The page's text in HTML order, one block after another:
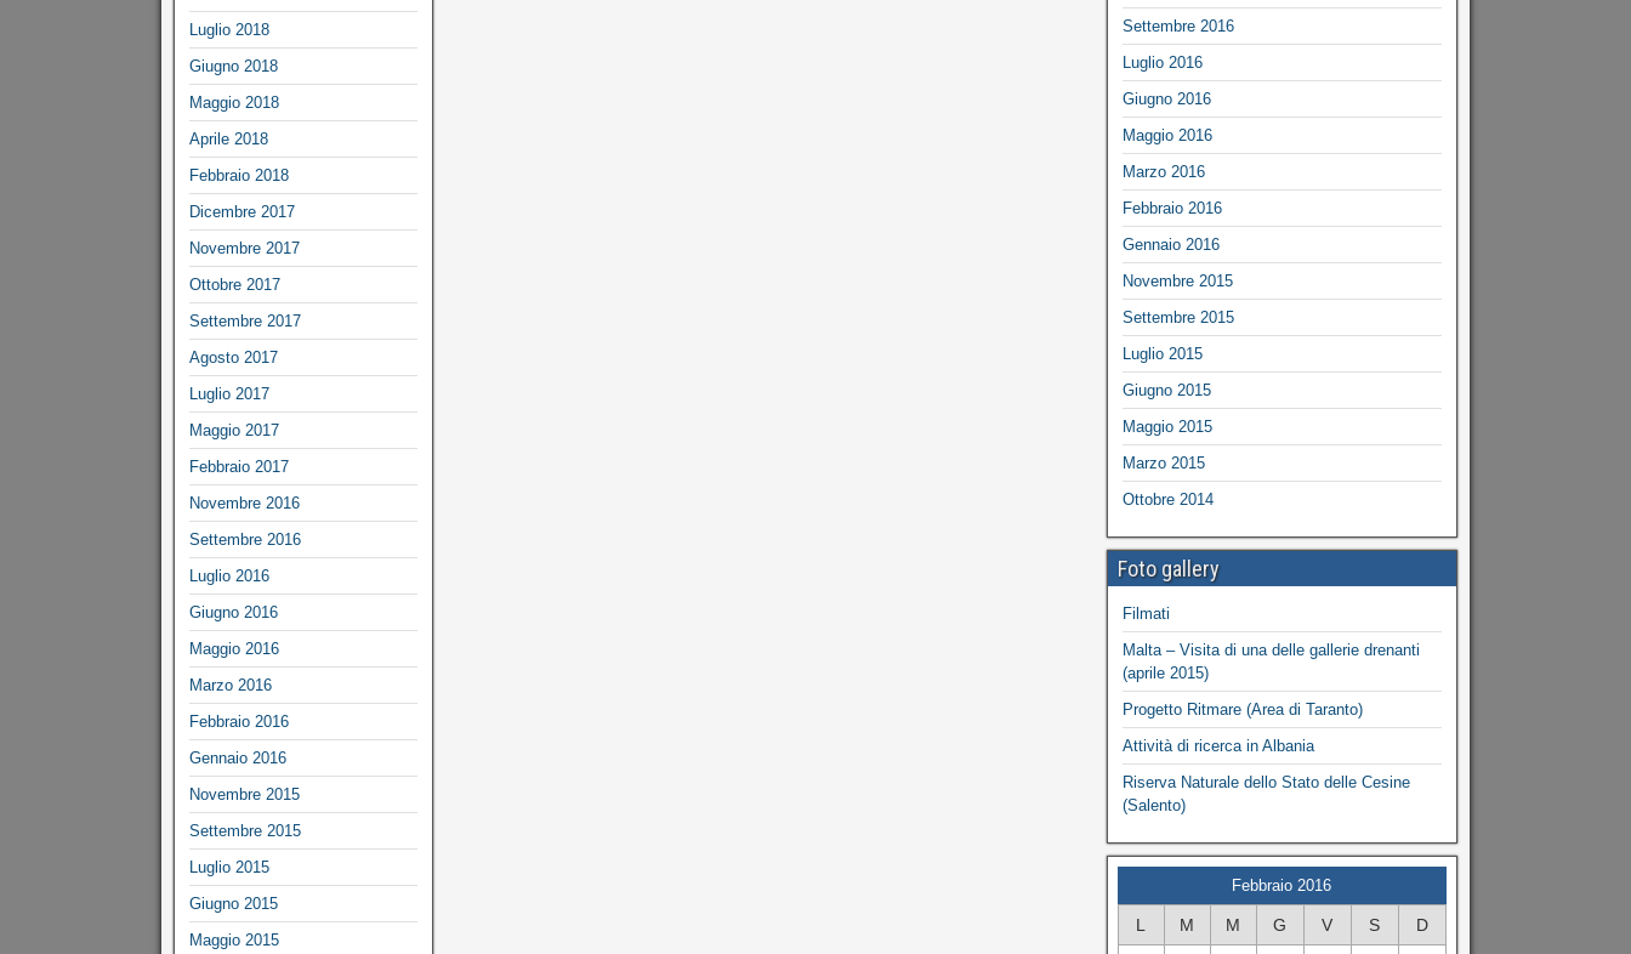
Luglio 2018
Giugno 2018
Maggio 2018
Aprile 2018
Febbraio 2018
Dicembre 2017
Novembre 2017
Ottobre 2017
Settembre 2017
Agosto 2017
Luglio 2017
Maggio 2017
Febbraio 2017
Novembre 2016
Settembre 2016
Luglio 2016
Giugno 2016
Maggio 2016
Marzo 2016
Febbraio 2016
Gennaio 2016
Novembre 2015
Settembre 2015
Luglio 2015
Giugno 2015
Maggio 2015
Settembre 2016
Luglio 2016
Giugno 2016
Maggio 2016
Marzo 2016
Febbraio 2016
Gennaio 2016
Novembre 2015
Settembre 2015
Luglio 2015
Giugno 2015
Maggio 2015
Marzo 2015
Ottobre 2014
Foto gallery
Filmati
Malta – Visita di una delle gallerie drenanti
(aprile 2015)
Progetto Ritmare (Area di Taranto)
Attività di ricerca in Albania
Riserva Naturale dello Stato delle Cesine
(Salento)
Febbraio 2016
L M M G V S D